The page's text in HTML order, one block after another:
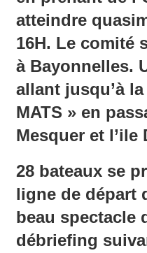
atteindre
16H. Le comité
à Bayonnelles.
allant jusqu’à
MATS » en
Mesquer et l’ile
28 bateaux se
ligne de départ
beau spectacle
débriefing